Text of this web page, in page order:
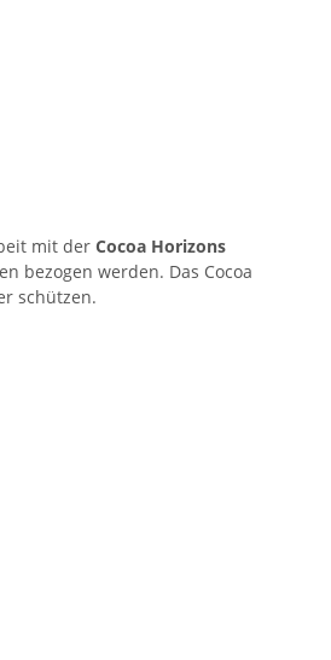
mit der Cocoa Horizons
bezogen werden. Das Cocoa
schützen.